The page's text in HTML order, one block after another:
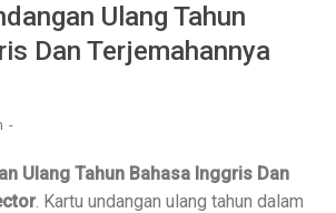
Ulang Tahun
Dan Terjemahannya
Ulang Tahun Bahasa Inggris Dan
. Kartu undangan ulang tahun dalam